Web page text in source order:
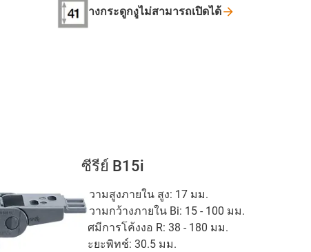
รางกระดูกงูไม่สามารถเปิดได้
ซีรีย์ B15i
ความสูงภายใน สูง: 17 มม.
ความกว้างภายใน Bi: 15 - 100 มม.
รัศมีการโค้งงอ R: 38 - 180 มม.
ระยะพิทช์: 30.5 มม.